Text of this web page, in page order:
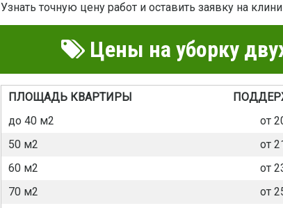
Узнать точную цену работ и оставить заявку на
Цены на уборку
ПЛОЩАДЬ КВАРТИРЫ
до 40 м2
от
50 м2
от
60 м2
от
70 м2
от